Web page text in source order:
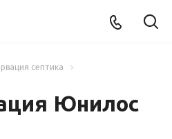
септика
Юнилос